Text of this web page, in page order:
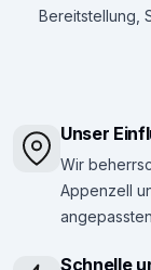
Bereitstellung,
Unser
Wir
Appenzell
Schnelle